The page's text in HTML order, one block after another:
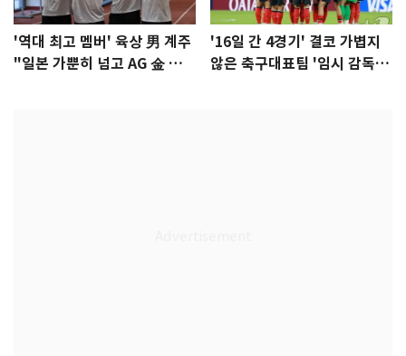
'역대 최고 멤버' 육상 男 계주
"일본 가뿐히 넘고 AG 金 따겠
'16일 간 4경기' 결코 가볍지
않은 축구대표팀 '임시 감독'